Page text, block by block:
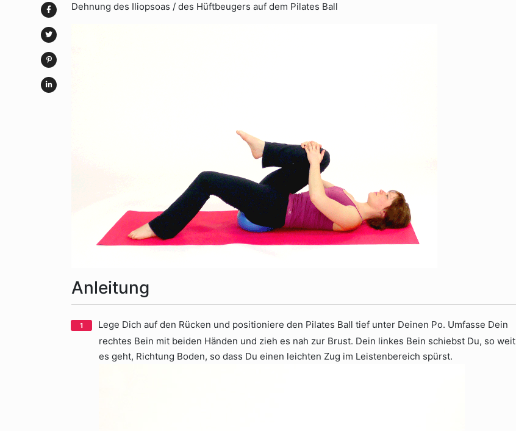
Dehnung des Iliopsoas / des Hüftbeugers auf dem Pilates Ball
Anleitung
Lege Dich auf den Rücken und positioniere den Pilates Ball tief unter Deinen Po. Umfasse Dein
rechtes Bein mit beiden Händen und zieh es nah zur Brust. Dein linkes Bein schiebst Du, so weit
es geht, Richtung Boden, so dass Du einen leichten Zug im Leistenbereich spürst.